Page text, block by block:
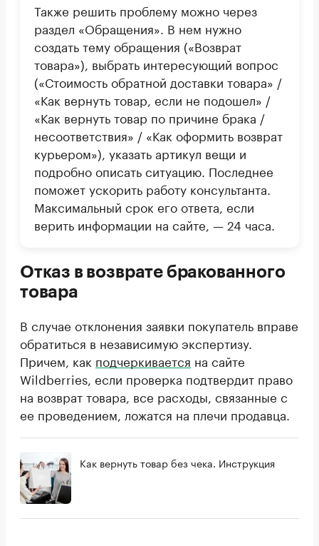
Также решить проблему можно через
раздел «Обращения». В нем нужно
создать тему обращения («Возврат
товара»), выбрать интересующий вопрос
(«Стоимость обратной доставки товара» /
«Как вернуть товар, если не подошел» /
«Как вернуть товар по причине брака /
несоответствия» / «Как оформить возврат
курьером»), указать артикул вещи и
подробно описать ситуацию. Последнее
поможет ускорить работу консультанта.
Максимальный срок его ответа, если
верить информации на сайте, — 24 часа.
Отказ в возврате бракованного
товара
В случае отклонения заявки покупатель вправе
обратиться в независимую экспертизу.
Причем, как подчеркивается на сайте
Wildberries, если проверка подтвердит право
на возврат товара, все расходы, связанные с
ее проведением, ложатся на плечи продавца.
Как вернуть товар без чека. Инструкция